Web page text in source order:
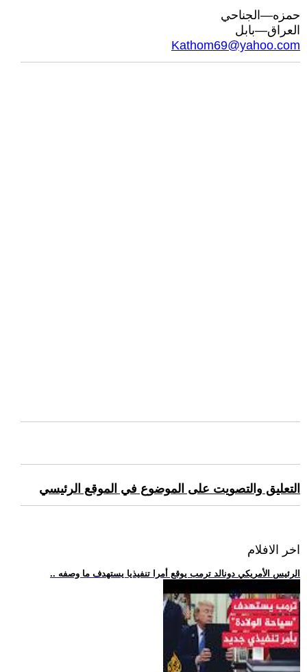
حمزه—الجناحي
العراق—بابل
Kathom69@yahoo.com
التعليق والتصويت على الموضوع في الموقع الرئيسي
اخر الافلام
.. الرئيس الأمريكي دونالد ترمب يوقع أمرا تنفيذيا يستهدف ما وصفه